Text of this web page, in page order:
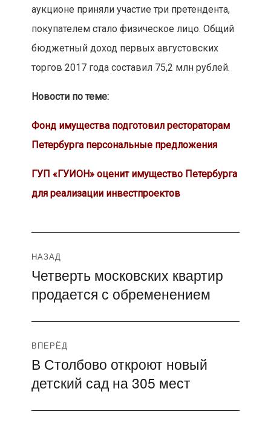
аукционе приняли участие три претендента,
покупателем стало физическое лицо. Общий
бюджетный доход первых августовских
торгов 2017 года составил 75,2 млн рублей.
Новости по теме:
Фонд имущества подготовил рестораторам
Петербурга персональные предложения
ГУП «ГУИОН» оценит имущество Петербурга
для реализации инвестпроектов
Навигация
по
записям
НАЗАД
Предыдущая
запись:
Четверть московских квартир
продается с обременением
ВПЕРЁД
Следующая
запись:
В Столбово откроют новый
детский сад на 305 мест